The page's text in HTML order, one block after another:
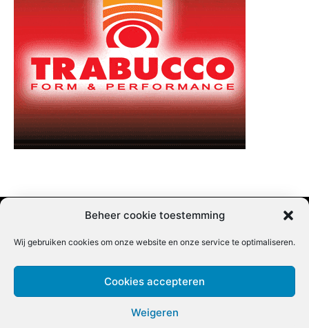
Beheer cookie toestemming
Wij gebruiken cookies om onze website en onze service te optimaliseren.
Cookies accepteren
Weigeren
Nieuwsbrief inschrijven | Partner content